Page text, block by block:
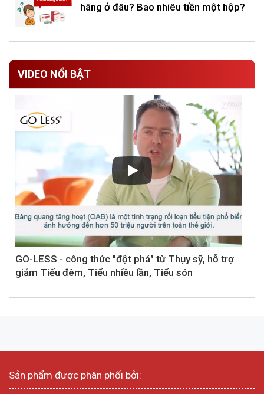
hãng ở đâu? Bao nhiêu tiền một hộp?
VIDEO NỔI BẬT
GO-LESS - công thức "đột phá" từ Thụy sỹ, hỗ trợ
giảm Tiểu đêm, Tiểu nhiều lần, Tiểu són
Sản phẩm được phân phối bởi: